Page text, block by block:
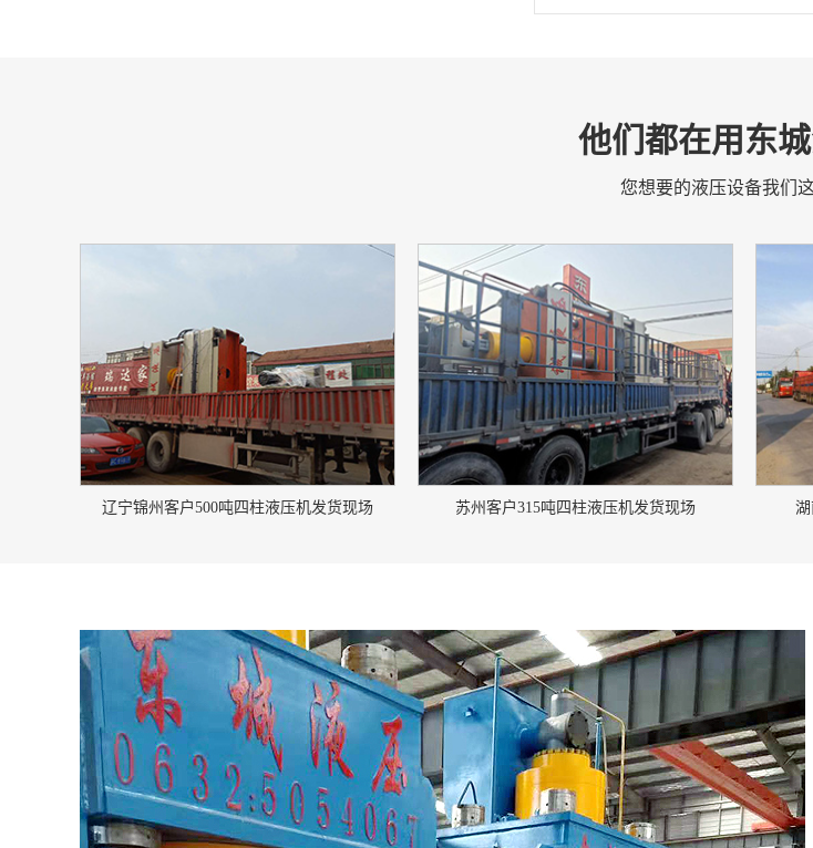
他们都在用东
您想要的液压设备我们
辽宁锦州客户500吨四柱液压机发货现场 苏州客户315吨四柱液压机发货现场 湖